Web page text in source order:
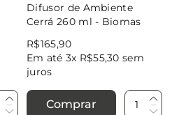
Difusor de Ambiente
Cerrá 260 ml - Biomas
R$165,90
Em até 3x R$55,30 sem
juros
Comprar